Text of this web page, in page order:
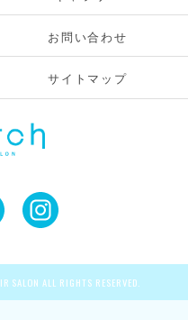
お問い合わせ
サイトマップ
ALL RIGHTS RESERVED.